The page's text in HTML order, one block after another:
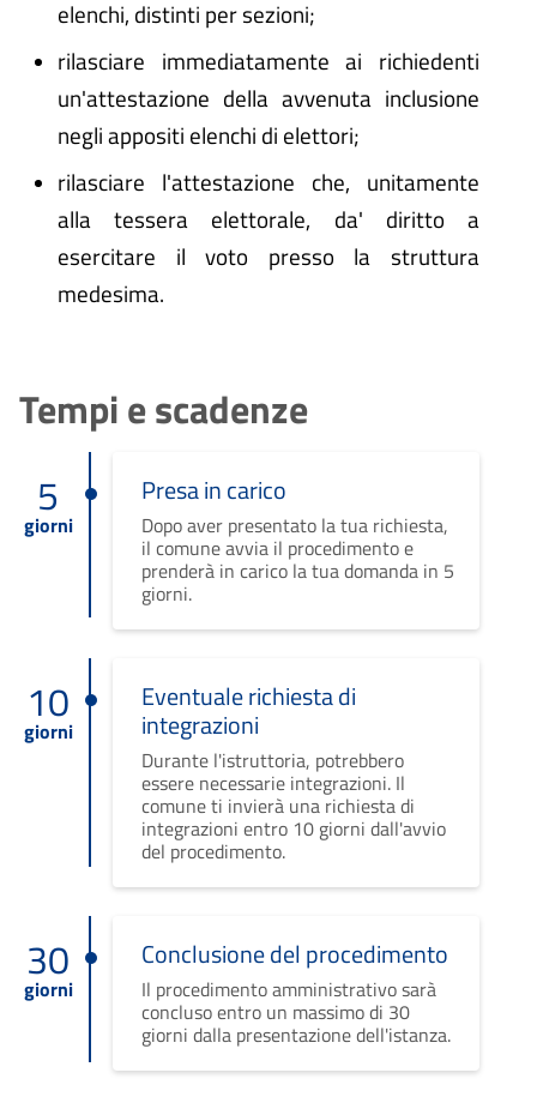
elenchi, distinti per sezioni;
rilasciare immediatamente ai richiedenti
un'attestazione della avvenuta inclusione
negli appositi elenchi di elettori;
rilasciare l'attestazione che, unitamente
alla tessera elettorale, da' diritto a
esercitare il voto presso la struttura
medesima.
Tempi e scadenze
5
giorni
Presa in carico
Dopo aver presentato la tua richiesta,
il comune avvia il procedimento e
prenderà in carico la tua domanda in 5
giorni.
10
giorni
Eventuale richiesta di
integrazioni
Durante l'istruttoria, potrebbero
essere necessarie integrazioni. Il
comune ti invierà una richiesta di
integrazioni entro 10 giorni dall'avvio
del procedimento.
30
giorni
Conclusione del procedimento
Il procedimento amministrativo sarà
concluso entro un massimo di 30
giorni dalla presentazione dell'istanza.